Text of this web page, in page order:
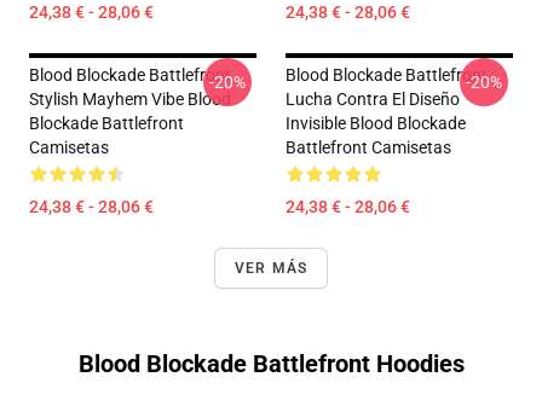
24,38 € - 28,06 € 24,38 € - 28,06 €
Blood Blockade Battlefront
Stylish Mayhem Vibe Blood
Blockade Battlefront
Camisetas
24,38 € - 28,06 €
-20%
Blood Blockade Battlefront
Lucha Contra El Diseño
Invisible Blood Blockade
Battlefront Camisetas
24,38 € - 28,06 €
-20%
VER MÁS
Blood Blockade Battlefront Hoodies